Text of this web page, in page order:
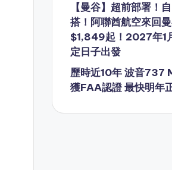
【曼谷】超前部署！
搭！阿聯酋航空來回
$1,849起！2027年1
定日子出發
歷時近10年 波音737
獲FAA認證 最快明年